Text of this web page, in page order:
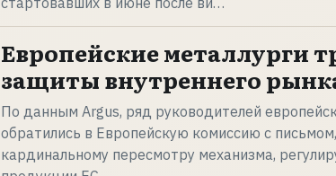
Европейские металлурги
защиты внутреннего
По данным Argus, ряд руководителей
обратились в Европейскую комиссию с
кардинальному пересмотру механизма,